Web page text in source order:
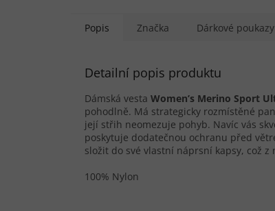
Popis Značka Dárkové poukazy
Detailní popis produktu
Dámská vesta Women’s Merino Sport
pohodlně. Má strategicky rozmístěné
její střih neomezuje pohyb. Navíc vás
poskytuje dodatečnou ochranu před
složit do své vlastní náprsní kapsy, což
100% Nylon